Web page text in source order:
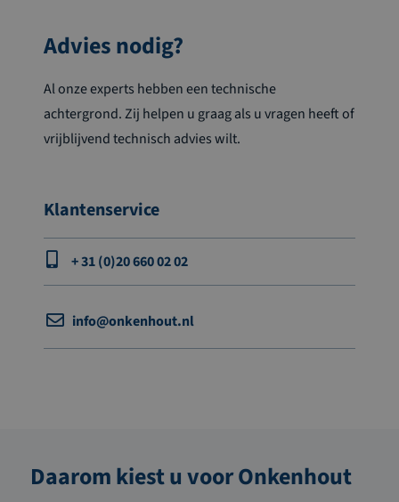
Advies nodig?
Al onze experts hebben een technische
achtergrond. Zij helpen u graag als u vragen heeft of
vrijblijvend technisch advies wilt.
Klantenservice
+ 31 (0)20 660 02 02
info@onkenhout.nl
Daarom kiest u voor Onkenhout